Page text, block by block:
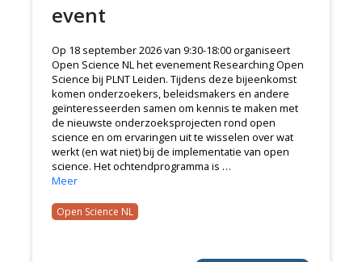
event
Op 18 september 2026 van 9:30-18:00 organiseert
Open Science NL het evenement Researching Open
Science bij PLNT Leiden. Tijdens deze bijeenkomst
komen onderzoekers, beleidsmakers en andere
geïnteresseerden samen om kennis te maken met
de nieuwste onderzoeksprojecten rond open
science en om ervaringen uit te wisselen over wat
werkt (en wat niet) bij de implementatie van open
science. Het ochtendprogramma is …
Meer
Open Science NL